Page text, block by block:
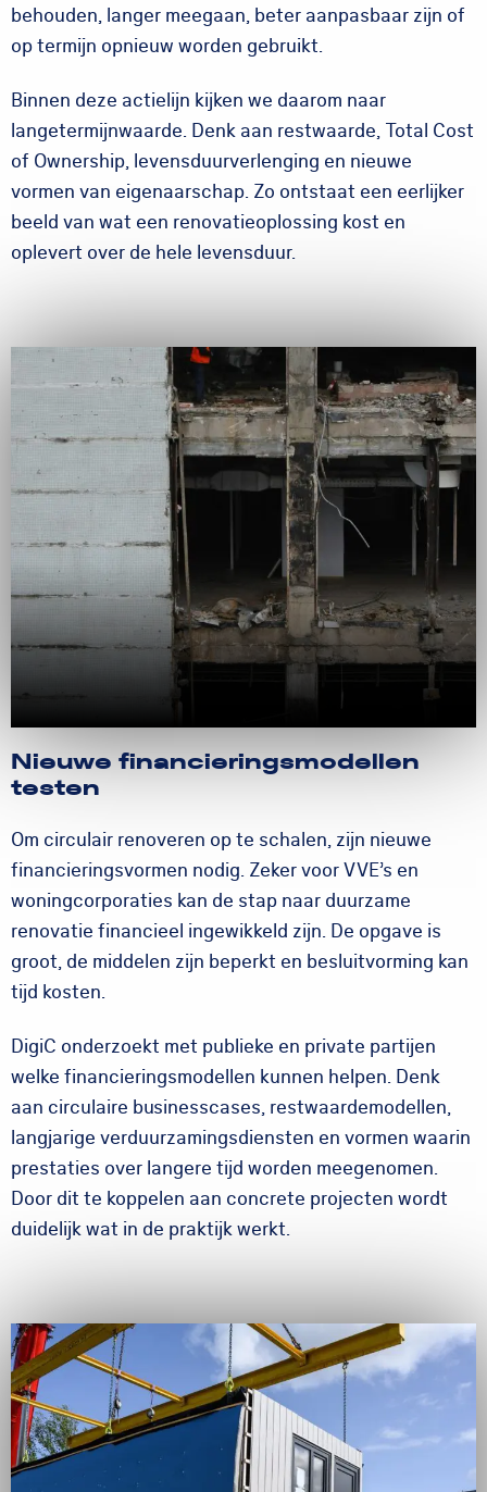
behouden, langer meegaan, beter aanpasbaar zijn of
op termijn opnieuw worden gebruikt.
Binnen deze actielijn kijken we daarom naar
langetermijnwaarde. Denk aan restwaarde, Total Cost
of Ownership, levensduurverlenging en nieuwe
vormen van eigenaarschap. Zo ontstaat een eerlijker
beeld van wat een renovatieoplossing kost en
oplevert over de hele levensduur.
Nieuwe financieringsmodellen
testen
Om circulair renoveren op te schalen, zijn nieuwe
financieringsvormen nodig. Zeker voor VVE’s en
woningcorporaties kan de stap naar duurzame
renovatie financieel ingewikkeld zijn. De opgave is
groot, de middelen zijn beperkt en besluitvorming kan
tijd kosten.
DigiC onderzoekt met publieke en private partijen
welke financieringsmodellen kunnen helpen. Denk
aan circulaire businesscases, restwaardemodellen,
langjarige verduurzamingsdiensten en vormen waarin
prestaties over langere tijd worden meegenomen.
Door dit te koppelen aan concrete projecten wordt
duidelijk wat in de praktijk werkt.